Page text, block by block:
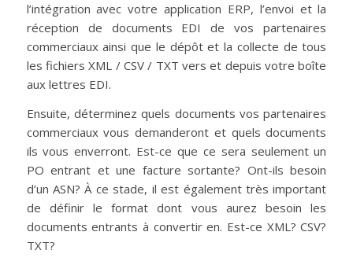
l’intégration avec votre application ERP, l’envoi et la
réception de documents EDI de vos partenaires
commerciaux ainsi que le dépôt et la collecte de tous
les fichiers XML / CSV / TXT vers et depuis votre boîte
aux lettres EDI.
Ensuite, déterminez quels documents vos partenaires
commerciaux vous demanderont et quels documents
ils vous enverront. Est-ce que ce sera seulement un
PO entrant et une facture sortante? Ont-ils besoin
d’un ASN? À ce stade, il est également très important
de définir le format dont vous aurez besoin les
documents entrants à convertir en. Est-ce XML? CSV?
TXT?